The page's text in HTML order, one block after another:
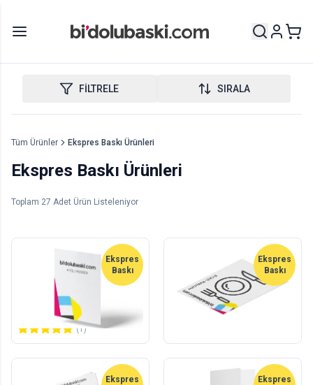
FİLTRELE SIRALA
Tüm Ürünler Ekspres Baskı Ürünleri
Ekspres Baskı Ürünleri
Toplam 27 Adet Ürün Listeleniyor
Ekspres
Baskı
Ekspres Afiş / Poster
53,00 TL +KDV
(1)
Ekspres
Baskı
Ekspres Amerikan Servis
adet
238,00 TL+KDV
Ekspres
Ekspres